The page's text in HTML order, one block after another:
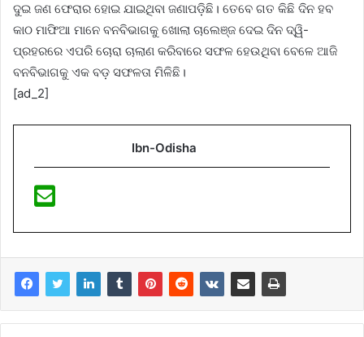
ଦୁଇ ଜଣ ଫେରାର ହୋଇ ଯାଇଥିବା ଜଣାପଡ଼ିଛି। ତେବେ ଗତ କିଛି ଦିନ ହବ
କାଠ ମାଫିଆ ମାନେ ବନବିଭାଗକୁ ଖୋଲା ଚାଲେଞ୍ଜ ଦେଇ ଦିନ ଦ୍ୱି-
ପ୍ରହରରେ ଏପରି ଚୋରା ଚାଲାଣ କରିବାରେ ସଫଳ ହେଉଥିବା ବେଳେ ଆଜି
ବନବିଭାଗକୁ ଏକ ବଡ଼ ସଫଳତା ମିଳିଛି।
[ad_2]
Ibn-Odisha